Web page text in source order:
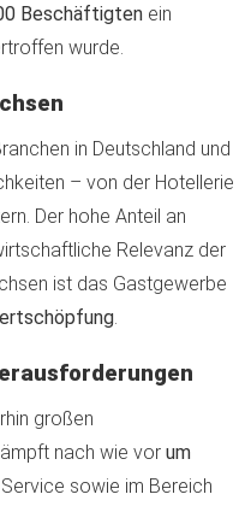
Beschäftigten ein
wurde.
in Deutschland und
– von der Hotellerie
Der hohe Anteil an
Relevanz der
ist das Gastgewerbe
großen
nach wie vor um
sowie im Bereich